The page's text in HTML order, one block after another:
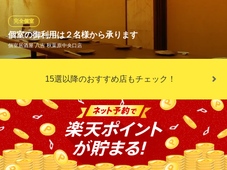
個室肉バル 飲み放題 秋葉原ダイニング ラフィーネ
貸切可イタリアン居酒屋
ＪＲ秋葉原駅昭和通り口 徒歩1分
東京都千代田区神田佐久間町2-20-2 翔和秋葉原ビルB1
個室の御利用は２名様から承ります
個室居酒屋 八吉 秋葉原中央口店
完全個室
人気の個室は大小様々２６部屋を御用意しております。少人数向
けの接待向け完全個室から大人数の団体向けの皆様でわいわい楽
利用いただいております。ご宴会コースやご接待コースも充実し
ており飲み放題もご用意しております。
個室居酒屋 八吉 秋葉原中央口店
秋葉原居酒屋和食個室
ＪＲ秋葉原駅 徒歩1分
15選以降のおすすめ店もチェック！